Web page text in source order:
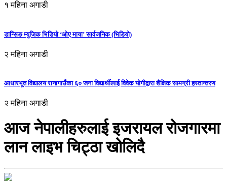
१ महिना अगाडी
डान्सिङ म्युजिक भिडियो ‘ओए माया’ सार्वजनिक (भिडियो)
२ महिना अगाडी
आधारभूत विद्यालय रानागाउँका ६० जना विद्यार्थीलाई विवेक योगीद्वारा शैक्षिक सामग्री हस्तान्तरण
२ महिना अगाडी
आज नेपालीहरुलाई इजरायल रोजगारमा
लान लाइभ चिट्ठा खोलिदै